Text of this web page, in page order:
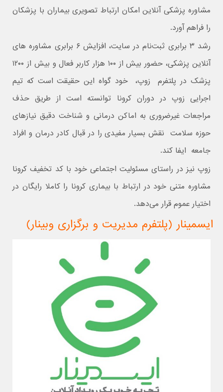
مشاوره پزشکی آنلاین امکان ارتباط تصویری بیماران با پزشکان
را فراهم آورد.
رشد ۳ برابری ثبت‌نام در سایت، افزایش ۶ برابری مشاوره های
آنلاین پزشکی، حضور بیش از ۱۰۰ هزار کاربر فعال و بیش از ۱۲۰۰
پزشک در پلتفرم زوپ، خود گواه این حقیقت است که تیم
اجرایی زوپ در دوران کرونا توانسته است از طریق حذف
مراجعات غیرضروری به اماکن درمانی و شناخت دقیق نیازهای
حوزه سلامت نقش بسیار مفیدی را در قبال کادر درمان و افراد
جامعه ایفا کند.
زوپ نیز در راستای مسئولیت اجتماعی خود با کد تخفیف کرونا
مشاوره متنی خود در ارتباط با بیماری کرونا را کاملا رایگان در
اختیار عموم قرار می‌دهد.
ایسمینار (پلتفرم مدیریت و برگزاری وبینار)